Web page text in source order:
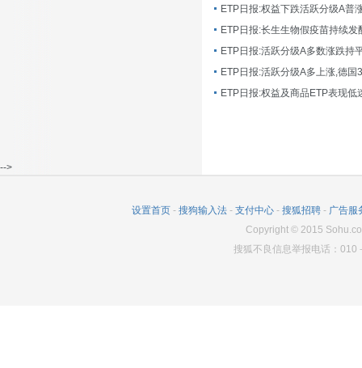
ETP日报:长生生物假疫苗持续发
ETP日报:活跃分级A多数涨跌持
ETP日报:活跃分级A多上涨,德国
-->
设置首页 - 搜狗输入法 - 支付中心 - 搜狐招聘 - 广告服
Copyright© 2015
搜狐不良信息举报电话：010